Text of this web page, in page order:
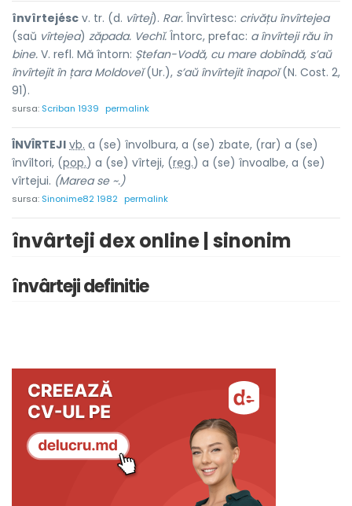
învîrtejésc v. tr. (d. vîrtej). Rar. Învîrtesc: crivățu învîrtejea
(saŭ vîrtejea) zăpada. Vechĭ. Întorc, prefac: a învîrteji rău în
bine. V. refl. Mă întorn: Ștefan-Vodă, cu mare dobîndă, s’aŭ
învîrtejit în țara Moldoveĭ(Ur.), s’aŭ învîrtejit înapoĭ(N. Cost. 2,
91).
sursa: Scriban 1939 permalink
ÎNVÎRTEJI vb. a (se) învolbura, a (se) zbate, (rar) a (se)
învîltori, (pop.) a (se) vîrteji, (reg.) a (se) învoalbe, a (se)
vîrtejui. (Marea se ~.)
sursa: Sinonime82 1982 permalink
învârteji dex online | sinonim
învârteji definitie